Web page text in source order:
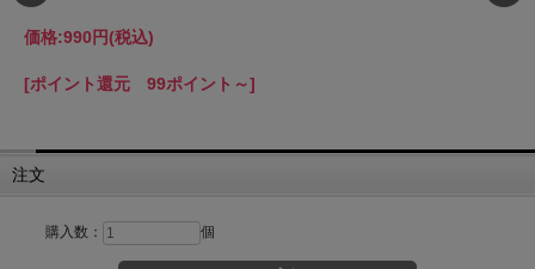
価格:990円(税込)
[ポイント還元 99ポイント～]
注文
購入数： 個